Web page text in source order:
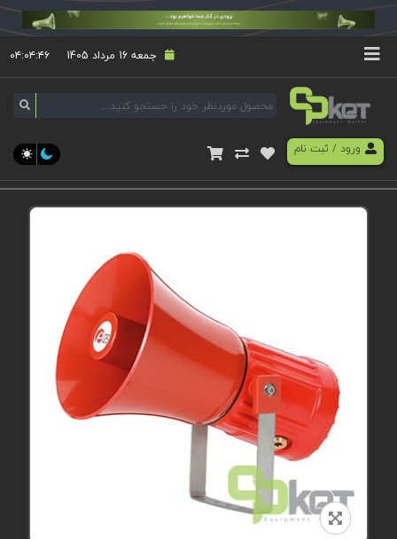
جمعه 16 مرداد 1405 ۰۴:۰۴:۴۶
ورود/ ثبت نام